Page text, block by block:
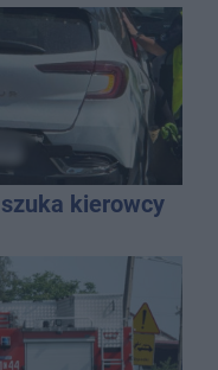
kierowcy